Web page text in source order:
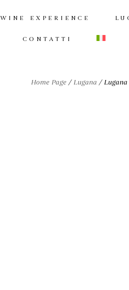
WINE EXPERIENCE
CONTATTI
Home Page / Lugana /Lugana